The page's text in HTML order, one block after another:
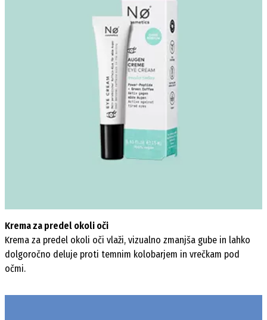
Krema za predel okoli oči
Krema za predel okoli oči vlaži, vizualno zmanjša gube in lahko
dolgoročno deluje proti temnim kolobarjem in vrečkam pod
očmi.